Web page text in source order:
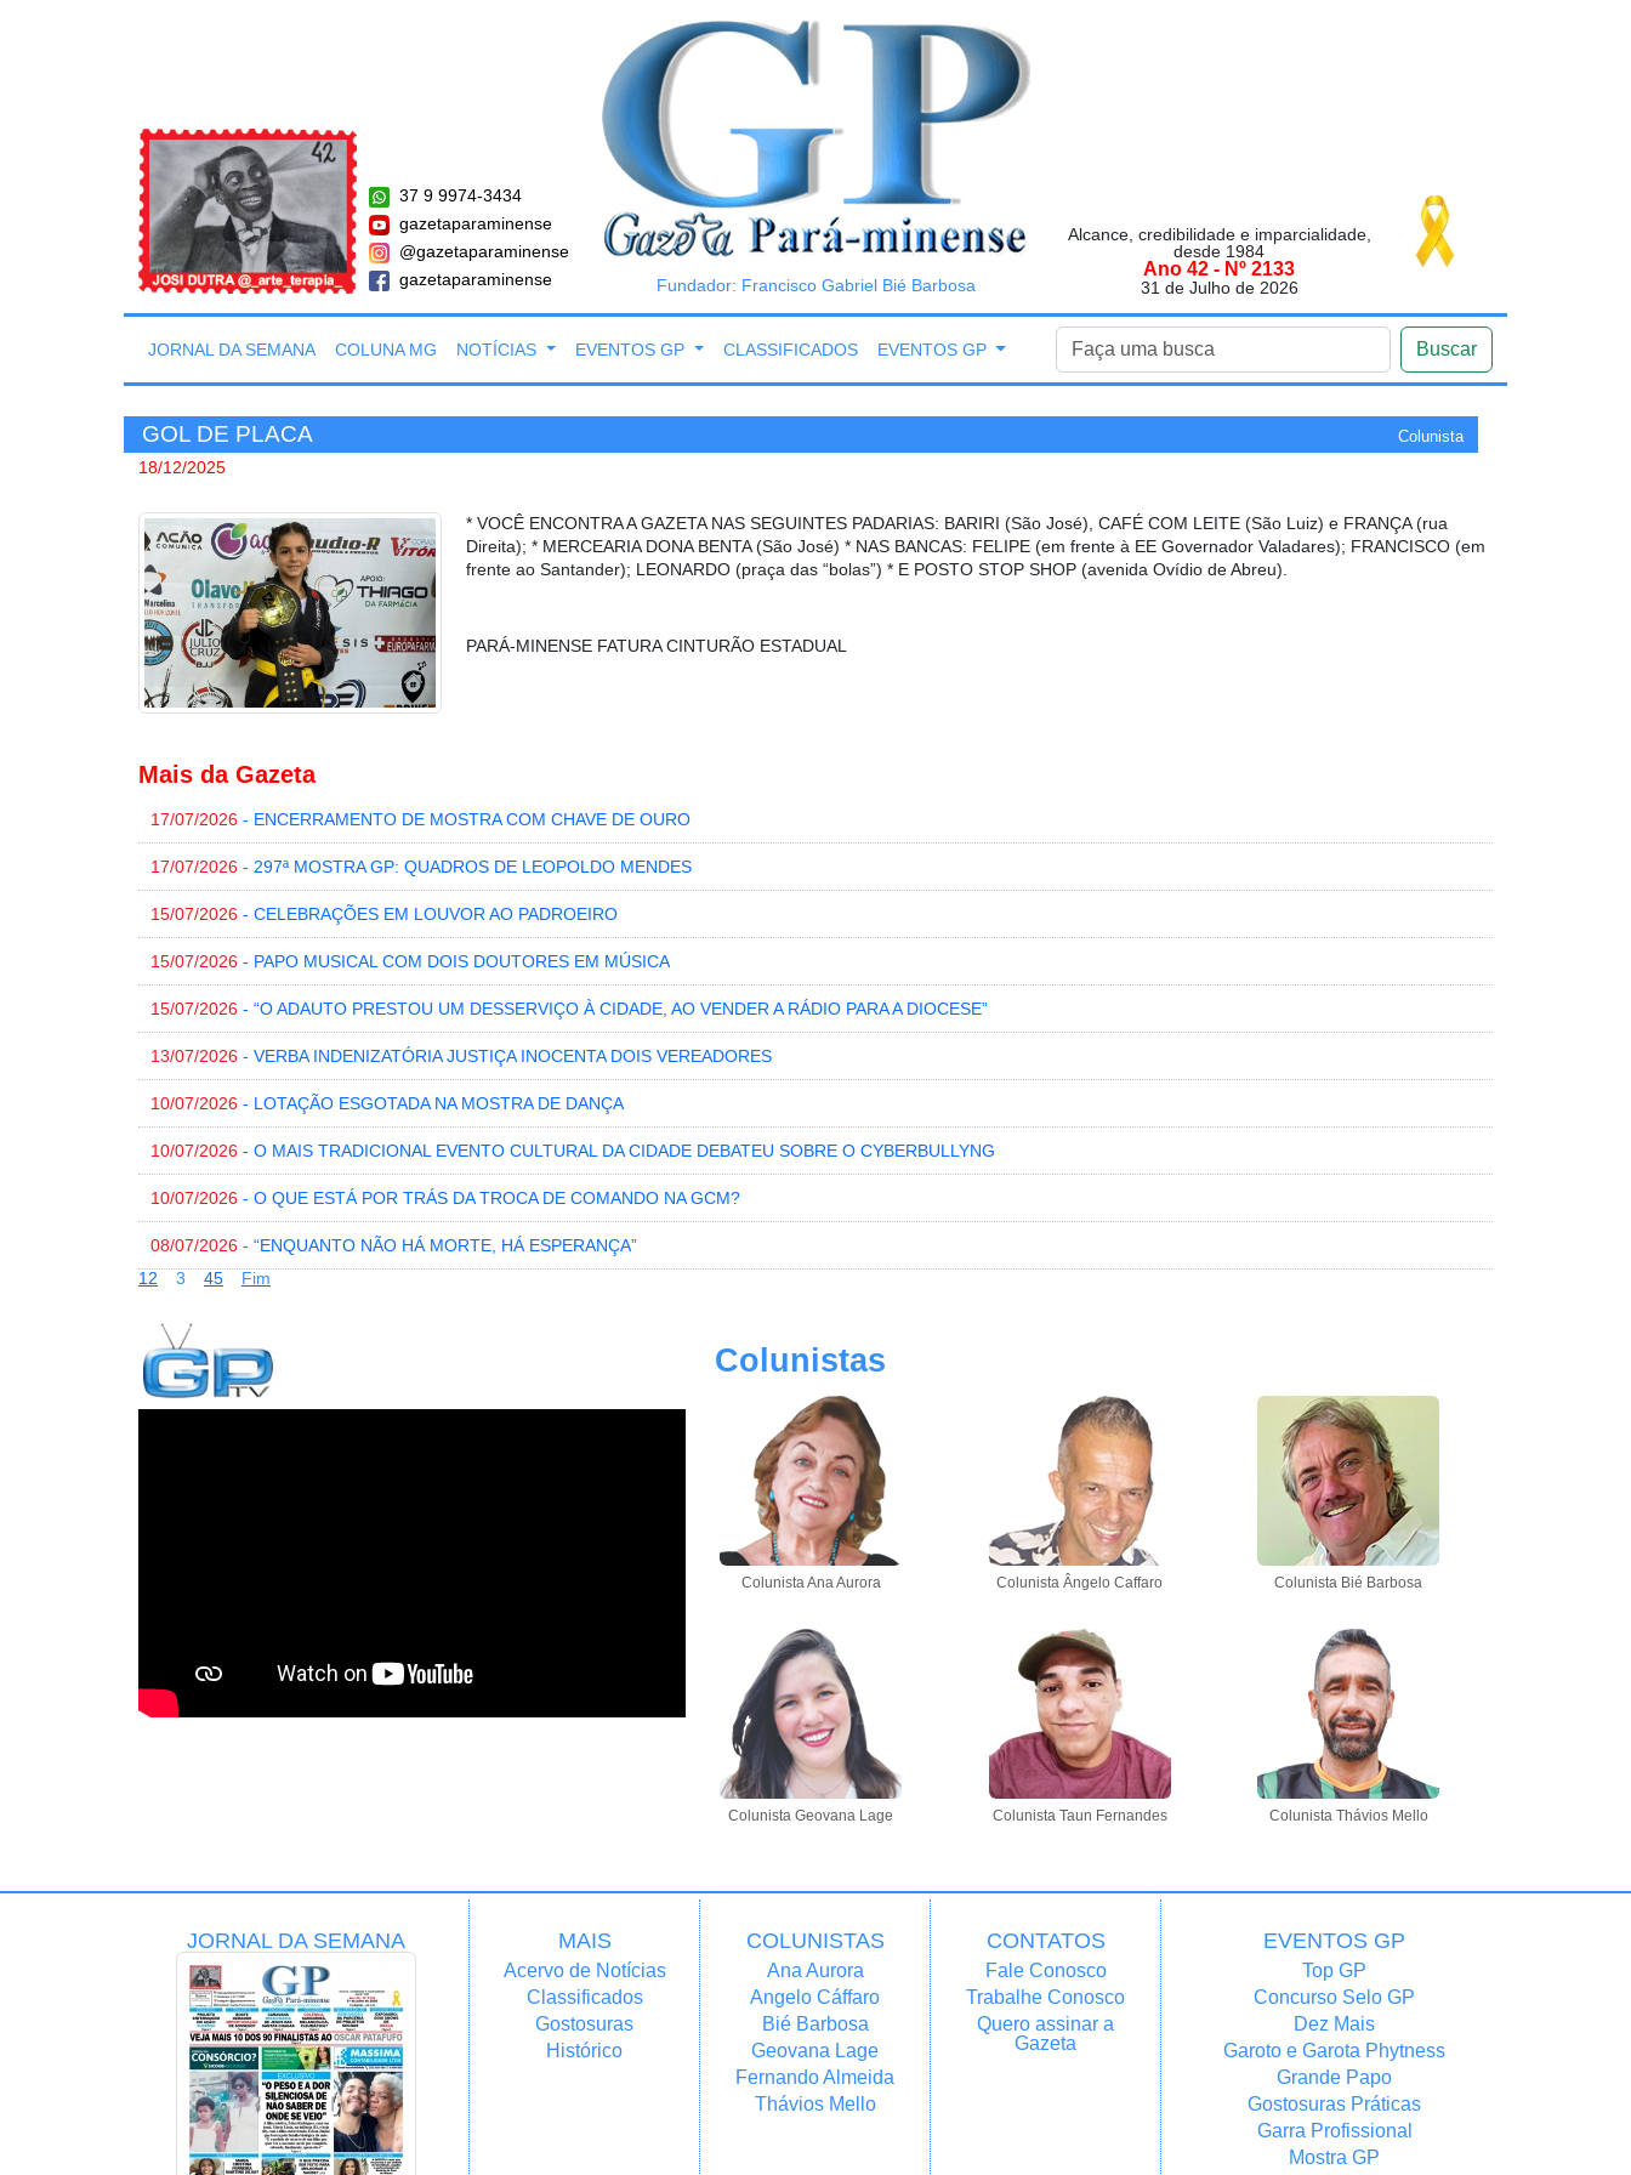
37 9 9974-3434
gazetaparaminense
@gazetaparaminense
gazetaparaminense
Fundador: Francisco Gabriel Bié Barbosa
Alcance, credibilidade e imparcialidade,
desde 1984
Ano 42 - Nº 2133
31 de Julho de 2026
JORNAL DA SEMANA COLUNA MG NOTÍCIAS EVENTOS GP CLASSIFICADOS EVENTOS GP Buscar
GOL DE PLACA Colunista
18/12/2025
* VOCÊ ENCONTRA A GAZETA NAS SEGUINTES PADARIAS: BARIRI (São José), CAFÉ COM LEITE (São Luiz) e FRANÇA (rua
Direita); * MERCEARIA DONA BENTA (São José) * NAS BANCAS: FELIPE (em frente à EE Governador Valadares); FRANCISCO (em
frente ao Santander); LEONARDO (praça das “bolas”) * E POSTO STOP SHOP (avenida Ovídio de Abreu).
PARÁ-MINENSE FATURA CINTURÃO ESTADUAL
Mais da Gazeta
17/07/2026 - ENCERRAMENTO DE MOSTRA COM CHAVE DE OURO
17/07/2026 - 297ª MOSTRA GP: QUADROS DE LEOPOLDO MENDES
15/07/2026 - CELEBRAÇÕES EM LOUVOR AO PADROEIRO
15/07/2026 - PAPO MUSICAL COM DOIS DOUTORES EM MÚSICA
15/07/2026 - “O ADAUTO PRESTOU UM DESSERVIÇO À CIDADE, AO VENDER A RÁDIO PARA A DIOCESE”
13/07/2026 - VERBA INDENIZATÓRIA JUSTIÇA INOCENTA DOIS VEREADORES
10/07/2026 - LOTAÇÃO ESGOTADA NA MOSTRA DE DANÇA
10/07/2026 - O MAIS TRADICIONAL EVENTO CULTURAL DA CIDADE DEBATEU SOBRE O CYBERBULLYNG
10/07/2026 - O QUE ESTÁ POR TRÁS DA TROCA DE COMANDO NA GCM?
08/07/2026 - “ENQUANTO NÃO HÁ MORTE, HÁ ESPERANÇA”
1 2 3 45 Fim
Colunistas
Colunista Ana Aurora Colunista Ângelo Caffaro Colunista Bié Barbosa
Colunista Geovana Lage Colunista Taun Fernandes Colunista Thávios Mello
JORNAL DA SEMANA MAIS
Acervo de Notícias
Classificados
Gostosuras
Histórico
COLUNISTAS
Ana Aurora
Angelo Cáffaro
Bié Barbosa
Geovana Lage
Fernando Almeida
Thávios Mello
CONTATOS
Fale Conosco
Trabalhe Conosco
Quero assinar a
Gazeta
EVENTOS GP
Top GP
Concurso Selo GP
Dez Mais
Garoto e Garota Phytness
Grande Papo
Gostosuras Práticas
Garra Profissional
Mostra GP